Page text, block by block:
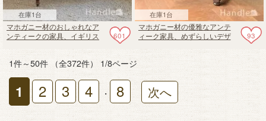
在庫1台
601
マホガニー材のおしゃれなア
ンティークの家具、イギリス
ーブル
在庫1台
93
マホガニー材の優雅なアンテ
ィーク家具、めずらしいデザ
1件～50件 （全372件） 1/8ページ
1 2 3 4 ・ 8 次へ